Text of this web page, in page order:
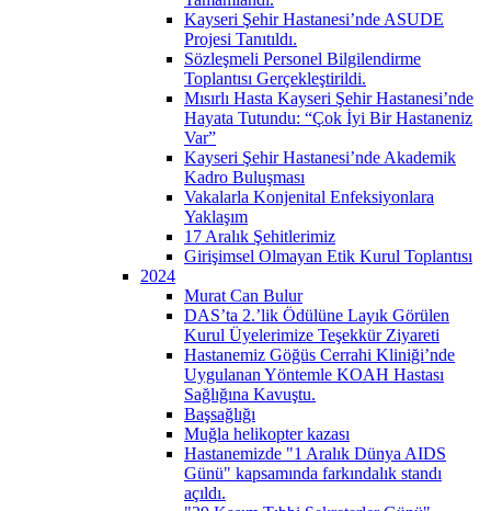
Kayseri Şehir Hastanesi’nde ASUDE
Projesi Tanıtıldı.
Sözleşmeli Personel Bilgilendirme
Toplantısı Gerçekleştirildi.
Mısırlı Hasta Kayseri Şehir Hastanesi’nde
Hayata Tutundu: “Çok İyi Bir Hastaneniz
Var”
Kayseri Şehir Hastanesi’nde Akademik
Kadro Buluşması
Vakalarla Konjenital Enfeksiyonlara
Yaklaşım
17 Aralık Şehitlerimiz
Girişimsel Olmayan Etik Kurul Toplantısı
2024
Murat Can Bulur
DAS’ta 2.’lik Ödülüne Layık Görülen
Kurul Üyelerimize Teşekkür Ziyareti
Hastanemiz Göğüs Cerrahi Kliniği’nde
Uygulanan Yöntemle KOAH Hastası
Sağlığına Kavuştu.
Başsağlığı
Muğla helikopter kazası
Hastanemizde "1 Aralık Dünya AIDS
Günü" kapsamında farkındalık standı
açıldı.